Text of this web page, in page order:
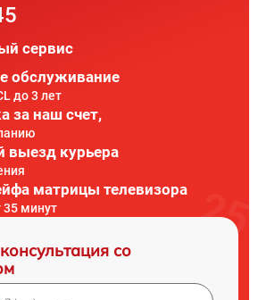
сервис
обслуживание
до 3 лет
за наш счет,
выезд курьера
матрицы телевизора
35 минут
со